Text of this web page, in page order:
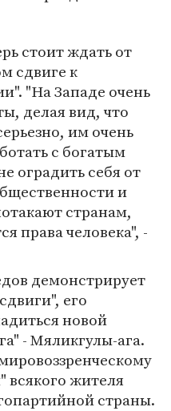
стоит ждать от
сдвиге к
"На Западе очень
делая вид, что
им очень
с богатым
оградить себя от
и
странам,
права человека", -
демонстрирует
его
новой
- Мяликгулы-ага.
всякого жителя
страны.